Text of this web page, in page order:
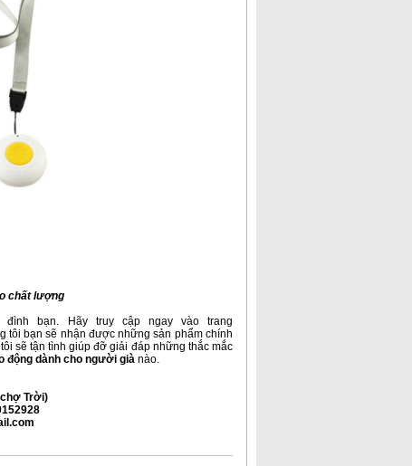
chất lượng
bạn. Hãy truy cập ngay vào trang
tôi bạn sẽ nhận được những sản phẩm chính
sẽ tận tình giúp đỡ giải đáp những thắc mắc
động dành cho người già nào.
Trời)